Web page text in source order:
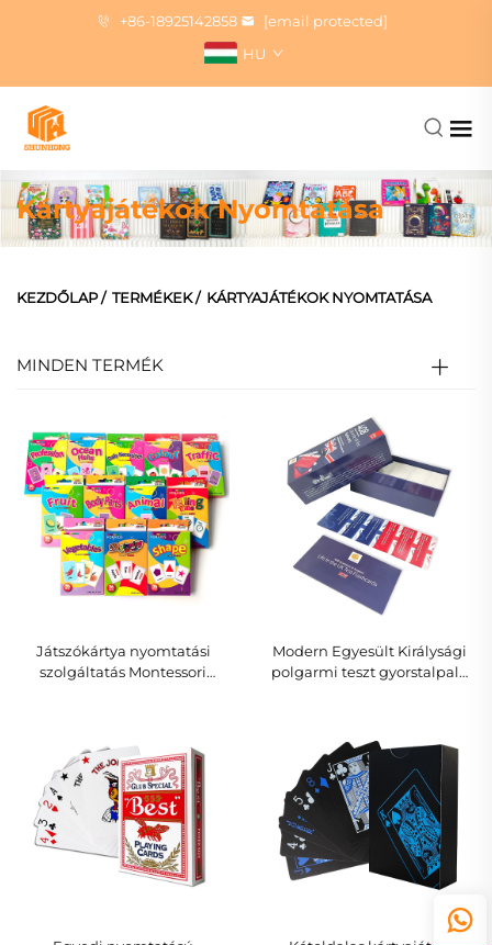
+86-18925142858
[email protected]
HU
Kártyajátékok Nyomtatása
KEZDŐLAP/ TERMÉKEK/ KÁRTYAJÁTÉKOK NYOMTATÁSA
MINDEN TERMÉK
Játszókártya nyomtatási
szolgáltatás Montessori
kártyák, táblajátékok
Modern Egyesült Királysági
polgarmi teszt gyorstalpaló
db Egyesült Királysági
polgarmi kérdéssel és
válasszal